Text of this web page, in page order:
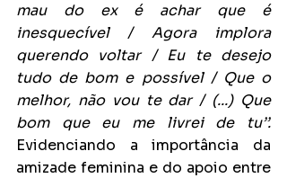
mau do ex é achar que é
inesquecível / Agora implora
querendo voltar / Eu te desejo
tudo de bom e possível / Que o
melhor, não vou te dar / (...) Que
Evidenciando a importância da
amizade feminina e do apoio entre